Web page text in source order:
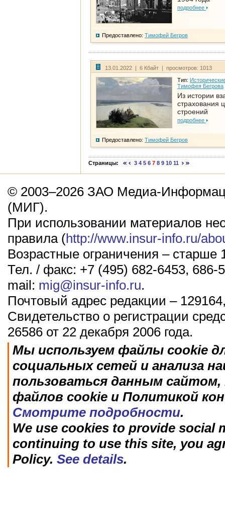
подробнее
Предоставлено: Тимофей Бегров
13.01.2022 | 6 Кбайт | просмотров: 1013
Тип:
Тимофея Бегрова
Из истории
страхования
строений
подробнее
Предоставлено: Тимофей Бегров
Страницы: 3 4 5 6 7 8 9 10 11
© 2003–2026 ЗАО Медиа-
(МИГ).
При использовании материалов
правила (http://www.insur-info.ru/
Возрастные ограничения – старше
Тел. / факс: +7 (495) 682-6453, 686-
mail: mig@insur-info.ru.
Почтовый адрес редакции –
Свидетельство о регистрации
26586 от 22 декабря 2006 года.
Мы используем файлы cookie
социальных сетей и анализа
пользоваться данным
файлов cookie и Политикой
Смотрите подробности.
We use cookies to provide social
continuing to use this site, you
Policy. See details.